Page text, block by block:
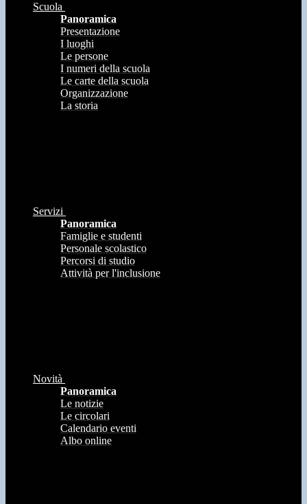
Scuola
Panoramica
Presentazione
I luoghi
Le persone
I numeri della scuola
Le carte della scuola
Organizzazione
La storia
Servizi
Panoramica
Famiglie e studenti
Personale scolastico
Percorsi di studio
Attività per l'inclusione
Novità
Panoramica
Le notizie
Le circolari
Calendario eventi
Albo online